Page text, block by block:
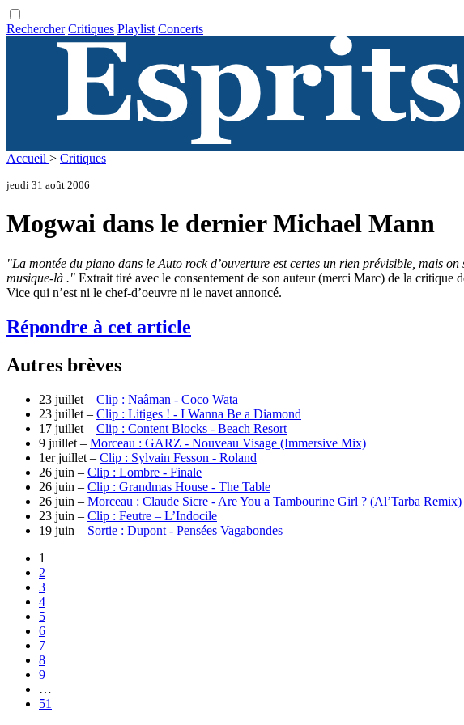
Rechercher Critiques Playlist Concerts
Accueil > Critiques
jeudi 31 août 2006
Mogwai dans le dernier Michael Mann
"La montée du piano dans le Auto rock d’ouverture est certes un rien prévisible, mais
musique-là ." Extrait tiré avec le consentement de son auteur (merci Marc) de la critique
Vice qui n’est ni le chef-d’oeuvre ni le navet annoncé.
Répondre à cet article
Autres brèves
23 juillet – Clip : Naâman - Coco Wata
23 juillet – Clip : Litiges ! - I Wanna Be a Diamond
17 juillet – Clip : Content Blocks - Beach Resort
9 juillet – Morceau : GARZ - Nouveau Visage (Immersive Mix)
1er juillet – Clip : Sylvain Fesson - Roland
26 juin – Clip : Lombre - Finale
26 juin – Clip : Grandmas House - The Table
26 juin – Morceau : Claude Sicre - Are You a Tambourine Girl ? (Al’Tarba Remix)
23 juin – Clip : Feutre – L’Indocile
19 juin – Sortie : Dupont - Pensées Vagabondes
1
2
3
4
5
6
7
8
9
…
51